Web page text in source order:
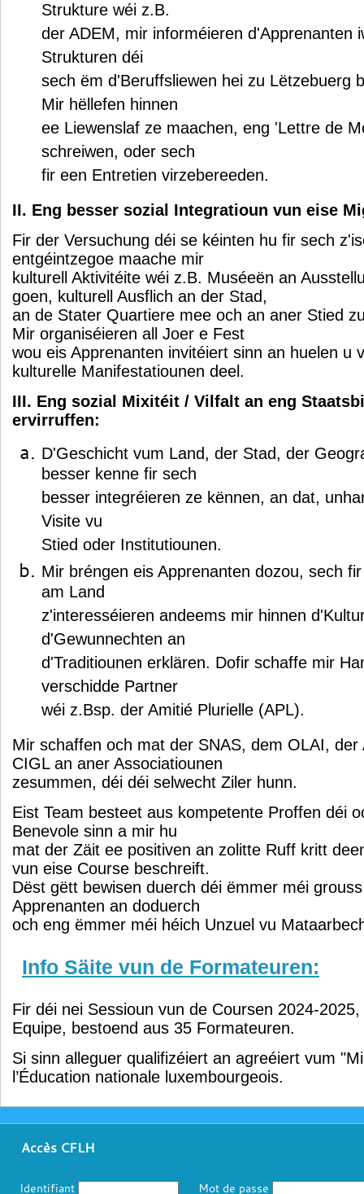
Strukture wéi z.B.
der ADEM, mir informéieren d'Apprenanten
Strukturen déi
sech ëm d'Beruffsliewen hei zu Lëtzebuerg
Mir hëllefen hinnen
ee Liewenslaf ze maachen, eng 'Lettre de
schreiwen, oder sech
fir een Entretien virzebereeden.
II. Eng besser sozial Integratioun vun eise
Fir der Versuchung déi se kéinten hu fir sech
entgéintzegoe maache mir
kulturell Aktivitéite wéi z.B. Muséeën an
goen, kulturell Ausflich an der Stad,
an de Stater Quartiere mee och an aner Stied
Mir organiséieren all Joer e Fest
wou eis Apprenanten invitéiert sinn an huelen u
kulturelle Manifestatiounen deel.
III. Eng sozial Mixitéit / Vilfalt an eng
ervirruffen:
D'Geschicht vum Land, der Stad, der
besser kenne fir sech
besser integréieren ze kënnen, an dat,
Visite vu
Stied oder Institutiounen.
Mir bréngen eis Apprenanten dozou, sech
am Land
z'interesséieren andeems mir hinnen
d'Gewunnechten an
d'Traditiounen erklären. Dofir schaffe mir
verschidde Partner
wéi z.Bsp. der Amitié Plurielle (APL).
Mir schaffen och mat der SNAS, dem OLAI, der
CIGL an aner Associatiounen
zesummen, déi déi selwecht Ziler hunn.
Eist Team besteet aus kompetente Proffen déi
Benevole sinn a mir hu
mat der Zäit ee positiven an zolitte Ruff kritt
vun eise Course beschreift.
Dëst gëtt bewisen duerch déi ëmmer méi
Apprenanten an doduerch
och eng ëmmer méi héich Unzuel vu
Info Säite vun de Formateuren:
Fir déi nei Sessioun vun de Coursen 2024-
Equipe, bestoend aus 35 Formateuren.
Si sinn alleguer qualifizéiert an agreéiert vum
l’Éducation nationale luxembourgeois.
Accès CFLH
Identifiant Mot de passe